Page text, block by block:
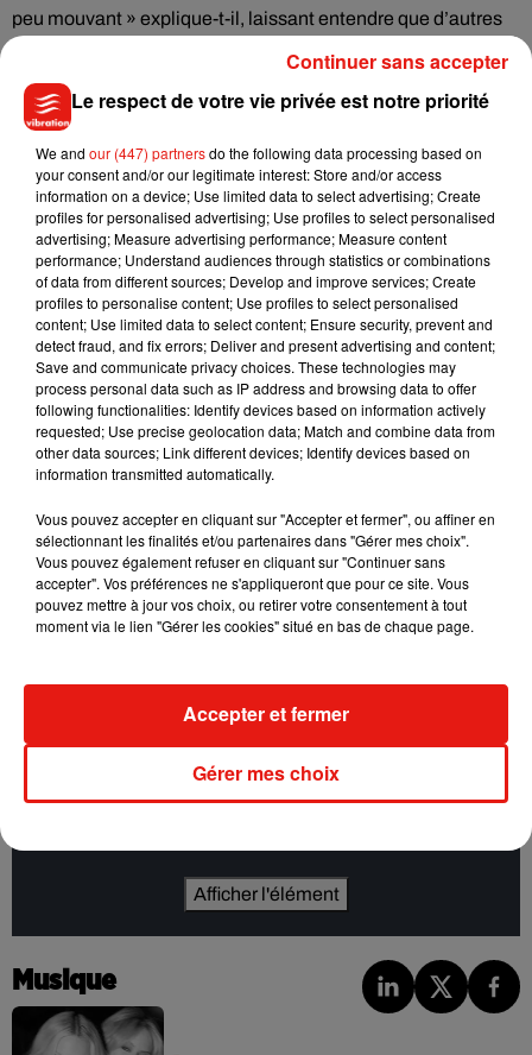
peu mouvant » explique-t-il, laissant entendre que d’autres
Ce retour musical intervient également à un moment
symbolique dans la carrière de Christophe Willem. En 2027,
le chanteur célébrera les 20 ans de sa victoire dans
l’émissionNouvelle Star, qui l’avait révélé au grand public en
2006.
Pour marquer cet anniversaire, l’interprète deDouble Je
prévoit unegrande tournée des Zénithsà partir de
l’automne 2027, qui s'achèvera par un passage à l'Accor
Arena le 9 décembre 2027. Le spectacle promet de revisiter
les moments forts de sa carrière tout en mettant à l’honneur
les chansons de son futur album.
Christophe Willem a d’ailleurs confirmé qu’un clin d’œil à ces
20 années de carrière sera également intégré à ce nouveau
projet musical. Une manière pour le chanteur de relier passé
et présent tout en amorçant une nouvelle étape artistique.
AvecSystaime, Christophe Willem mise sur une pop
moderne et électronique tout en conservant l’univers
sensible et personnel qui caractérise sa discographie depuis
Cet élément est masqué compte-tenu du refus du
dépôt de cookies que vous avez exprimé. Si vous
souhaitez l'afficher, merci de nous donner votre accord
Afficher l'élément
Musique
Le respect de votre vie privée est notre priorité
We and our (447) partnersdo the following data processing based on
your consent and/or our legitimate interest: Store and/or access
information on a device; Use limited data to select advertising; Create
profiles for personalised advertising; Use profiles to select personalised
advertising; Measure advertising performance; Measure content
performance; Understand audiences through statistics or combinations
of data from different sources; Develop and improve services; Create
profiles to personalise content; Use profiles to select personalised
content; Use limited data to select content; Ensure security, prevent and
detect fraud, and fix errors; Deliver and present advertising and content;
Save and communicate privacy choices. These technologies may
process personal data such as IP address and browsing data to offer
following functionalities: Identify devices based on information actively
requested; Use precise geolocation data; Match and combine data from
other data sources; Link different devices; Identify devices based on
information transmitted automatically.
Vous pouvez accepter en cliquant sur "Accepter et fermer", ou affiner en
sélectionnant les finalités et/ou partenaires dans "Gérer mes choix".
Vous pouvez également refuser en cliquant sur "Continuer sans
accepter". Vos préférences ne s'appliqueront que pour ce site. Vous
pouvez mettre à jour vos choix, ou retirer votre consentement à tout
moment via le lien "Gérer les cookies" situé en bas de chaque page.
Gérer mes choix
Accepter et fermer
Continuer sans accepter